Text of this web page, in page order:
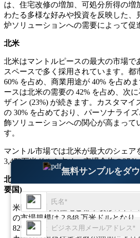
無料サンプルをダ
は、住宅改修の増加、可処分所得の増
わたる多様な好みや投資を反映した、
炉ソリューションへの需要によって促
北米
北米はマントルピースの最大の市場で
スペースで多く採用されています。都
60% を占め、商業用途が 40% を占め
ースは北米の需要の 42% を占め、次
ザイン (23%) が続きます。カスタマイ
の 30% を占めており、パーソナライ
飾ソリューションへの関心が高まって
す。
マントル市場では北米が最大のシェア
3,473万米ドルを占め、市場全体の37
北米の主要な主要国トップ 3 (北米 -
要国)
米国は、高級住宅と都市改修のトレ
の市場規模は 2,848 万米ドルとなり
82% のシェアを占めました。